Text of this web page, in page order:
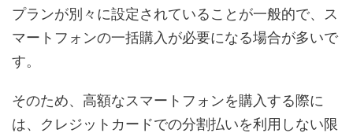
プランが別々に設定されていることが一般的で、ス
マートフォンの一括購入が必要になる場合が多いで
す。
そのため、高額なスマートフォンを購入する際に
は、クレジットカードでの分割払いを利用しない限